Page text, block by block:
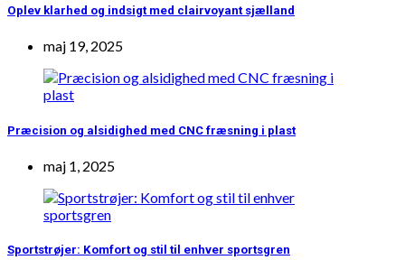
Oplev klarhed og indsigt med clairvoyant sjælland
maj 19, 2025
Præcision og alsidighed med CNC fræsning i plast
maj 1, 2025
Sportstrøjer: Komfort og stil til enhver sportsgren